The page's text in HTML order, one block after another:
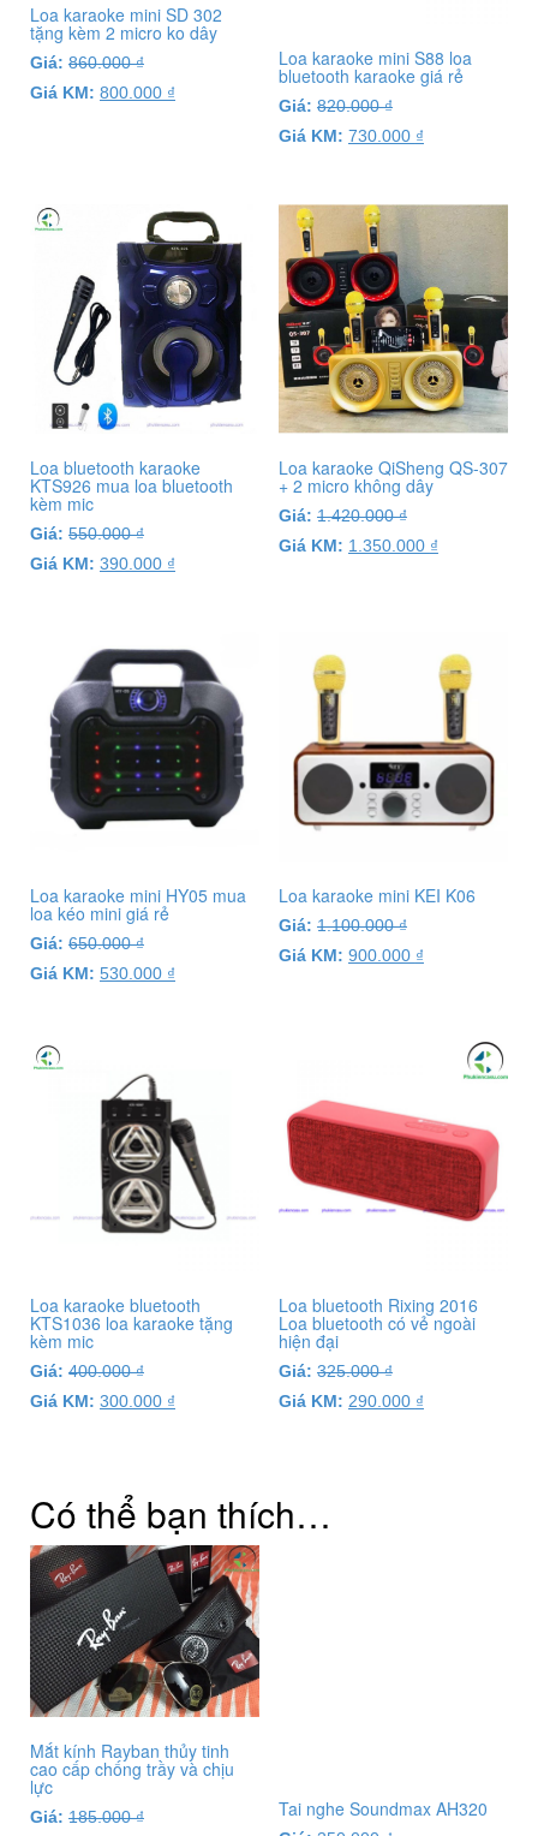
Loa karaoke mini SD 302
tặng kèm 2 micro ko dây
Giá: 860.000₫
Giá KM: 800.000 ₫
Loa karaoke mini S88 loa
bluetooth karaoke giá rẻ
Giá: 820.000₫
Giá KM: 730.000 ₫
Loa bluetooth karaoke
KTS926 mua loa bluetooth
kèm mic
Giá: 550.000₫
Giá KM: 390.000 ₫
Loa karaoke QiSheng QS-307
+ 2 micro không dây
Giá: 1.420.000₫
Giá KM: 1.350.000 ₫
Loa karaoke mini HY05 mua
loa kéo mini giá rẻ
Giá: 650.000₫
Giá KM: 530.000 ₫
Loa karaoke mini KEI K06
Giá: 1.100.000₫
Giá KM: 900.000 ₫
Loa karaoke bluetooth
KTS1036 loa karaoke tặng
kèm mic
Giá: 400.000₫
Giá KM: 300.000 ₫
Loa bluetooth Rixing 2016
Loa bluetooth có vẻ ngoài
hiện đại
Giá: 325.000₫
Giá KM: 290.000 ₫
Có thể bạn thích…
Mắt kính Rayban thủy tinh
cao cấp chống trầy và chịu
lực
Giá: 185.000₫ Tai nghe Soundmax AH320